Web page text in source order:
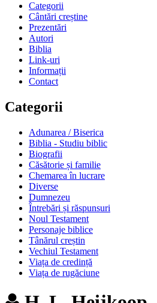
Categorii
Cântări creștine
Prezentări
Autori
Biblia
Link-uri
Informații
Contact
Categorii
Adunarea / Biserica
Biblia - Studiu biblic
Biografii
Căsătorie și familie
Chemarea în lucrare
Diverse
Dumnezeu
Întrebări și răspunsuri
Noul Testament
Personaje biblice
Tânărul creștin
Vechiul Testament
Viața de credință
Viața de rugăciune